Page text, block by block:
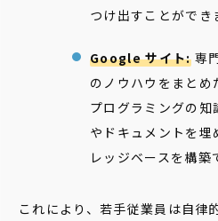
つけ出すことができ
Google サイト:専
のノウハウをまとめ
プログラミングの
やドキュメントを埋
レッジベースを構築
これにより、若手従業員は自律